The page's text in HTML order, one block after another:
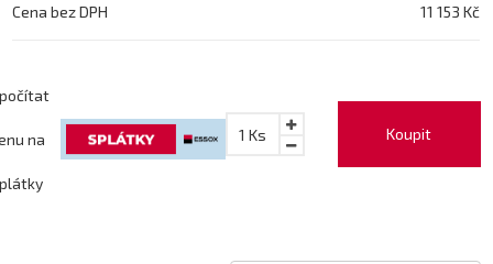
Cena bez DPH 11 153 Kč
Koupit
1 Ks
na